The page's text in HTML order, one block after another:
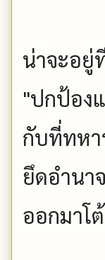
น่าจะอยู่
"ปกป้อง
กับที่ทหา
ยึดอำนา
ออกมาโ